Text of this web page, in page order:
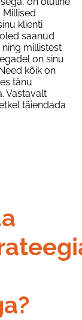
klienti
saanud
millistest
on sinu
kõik on
tänu
Vastavalt
täiendada